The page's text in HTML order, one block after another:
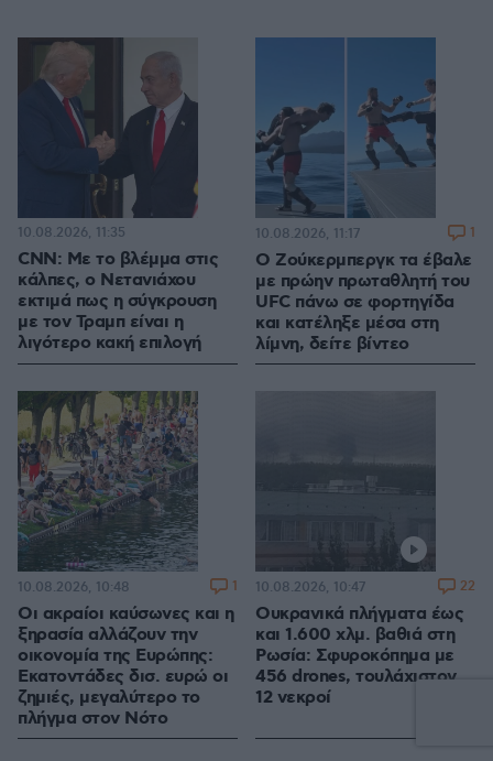
CNN: Με το βλέμμα στις
κάλπες, ο Νετανιάχου
εκτιμά πως η σύγκρουση
με τον Τραμπ είναι η
λιγότερο κακή επιλογή
10.08.2026, 11:35
Ο Ζούκερμπεργκ τα έβαλε
με πρώην πρωταθλητή του
UFC πάνω σε φορτηγίδα
και κατέληξε μέσα στη
λίμνη, δείτε βίντεο
10.08.2026, 11:17 1
Οι ακραίοι καύσωνες και η
ξηρασία αλλάζουν την
οικονομία της Ευρώπης:
Εκατοντάδες δισ. ευρώ οι
ζημιές, μεγαλύτερο το
πλήγμα στον Νότο
10.08.2026, 10:48 1
Ουκρανικά πλήγματα έως
και 1.600 χλμ. βαθιά στη
Ρωσία: Σφυροκόπημα με
456 drones, τουλάχιστον
12 νεκροί
10.08.2026, 10:47 22